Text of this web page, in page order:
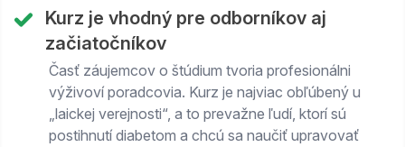
Kurz je vhodný pre odborníkov aj
začiatočníkov
Časť záujemcov o štúdium tvoria profesionálni
výživoví poradcovia. Kurz je najviac obľúbený u
„laickej verejnosti“, a to prevažne ľudí, ktorí sú
postihnutí diabetom a chcú sa naučiť upravovať